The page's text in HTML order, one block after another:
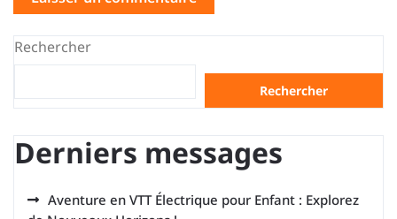
Rechercher
Rechercher
Derniers messages
Aventure en VTT Électrique pour Enfant : Explorez